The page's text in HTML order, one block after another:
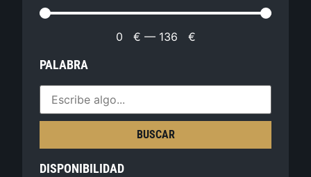
0 € — 136 €
PALABRA
BUSCAR
DISPONIBILIDAD